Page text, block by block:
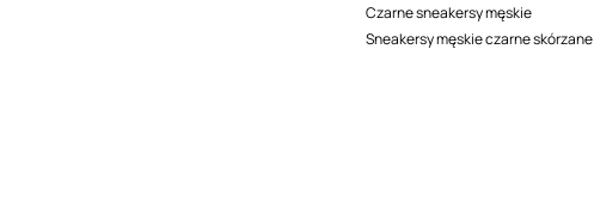
Czarne sneakersy męskie
Sneakersy męskie czarne skórzane